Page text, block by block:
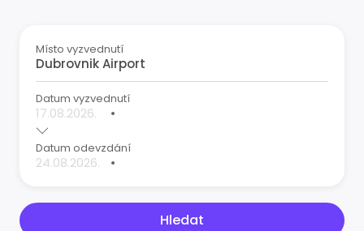
Místo vyzvednutí
Datum vyzvednutí
•
Datum odevzdání
•
Hledat